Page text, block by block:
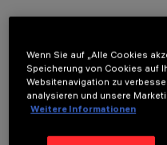
OPTIONALE
Wenn Sie auf „Alle Cookies
Speicherung von Cookies auf
Websitenavigation zu
analysieren und unsere
Weitere Informationen